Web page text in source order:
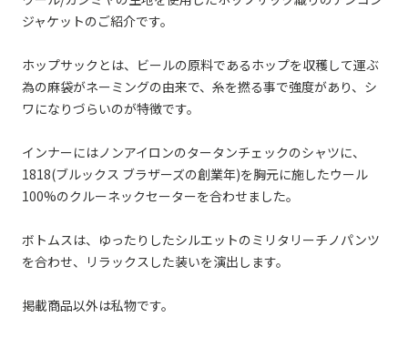
ジャケットのご紹介です。
ホップサックとは、ビールの原料であるホップを収穫して運ぶ
為の麻袋がネーミングの由来で、糸を撚る事で強度があり、シ
ワになりづらいのが特徴です。
インナーにはノンアイロンのタータンチェックのシャツに、
1818(ブルックス ブラザーズの創業年)を胸元に施したウール
100%のクルーネックセーターを合わせました。
ボトムスは、ゆったりしたシルエットのミリタリーチノパンツ
を合わせ、リラックスした装いを演出します。
掲載商品以外は私物です。